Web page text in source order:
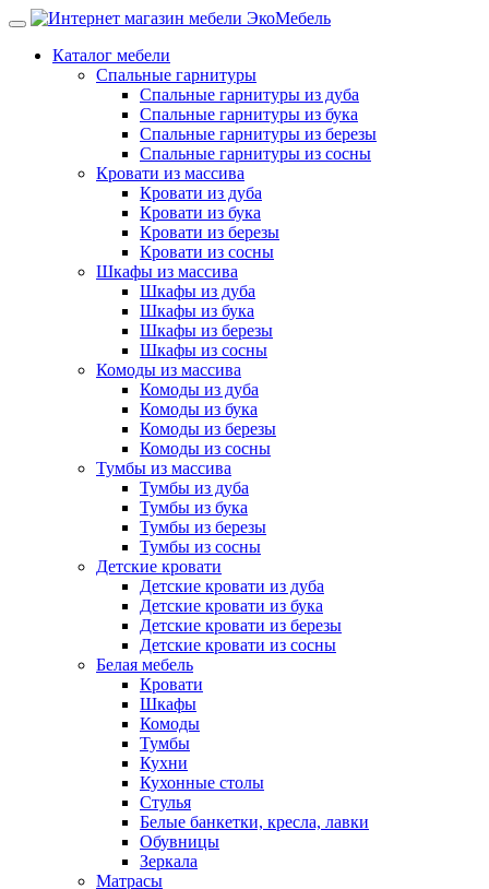
Каталог мебели
Спальные гарнитуры
Спальные гарнитуры из дуба
Спальные гарнитуры из бука
Спальные гарнитуры из березы
Спальные гарнитуры из сосны
Кровати из массива
Кровати из дуба
Кровати из бука
Кровати из березы
Кровати из сосны
Шкафы из массива
Шкафы из дуба
Шкафы из бука
Шкафы из березы
Шкафы из сосны
Комоды из массива
Комоды из дуба
Комоды из бука
Комоды из березы
Комоды из сосны
Тумбы из массива
Тумбы из дуба
Тумбы из бука
Тумбы из березы
Тумбы из сосны
Детские кровати
Детские кровати из дуба
Детские кровати из бука
Детские кровати из березы
Детские кровати из сосны
Белая мебель
Кровати
Шкафы
Комоды
Тумбы
Кухни
Кухонные столы
Стулья
Белые банкетки, кресла, лавки
Обувницы
Зеркала
Матрасы